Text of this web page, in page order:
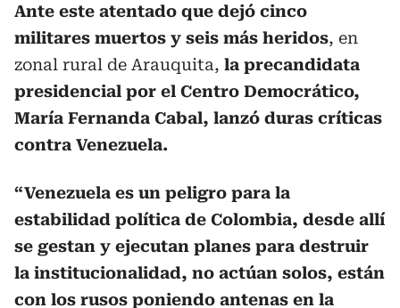
Ante este atentado que dejó cinco
militares muertos y seis más heridos, en
zonal rural de Arauquita, la precandidata
presidencial por el Centro Democrático,
María Fernanda Cabal, lanzó duras críticas
contra Venezuela.
“Venezuela es un peligro para la
estabilidad política de Colombia, desde allí
se gestan y ejecutan planes para destruir
la institucionalidad, no actúan solos, están
con los rusos poniendo antenas en la